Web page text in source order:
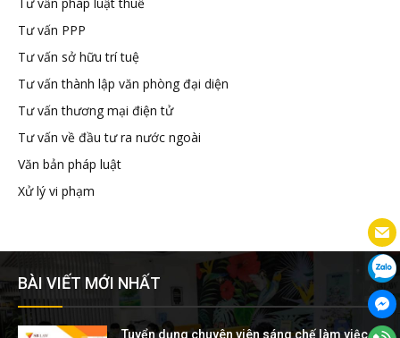
Tư vấn PPP
Tư vấn sở hữu trí tuệ
Tư vấn thành lập văn phòng đại diện
Tư vấn thương mại điện tử
Tư vấn về đầu tư ra nước ngoài
Văn bản pháp luật
Xử lý vi phạm
BÀI VIẾT MỚI NHẤT
Tuyển dụng chuyên viên sáng chế làm việc